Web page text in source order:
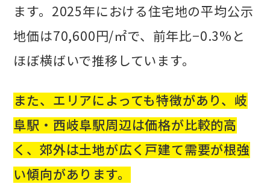
ます。2025年における住宅地の平均公示
地価は70,600円/㎡で、前年比−0.3%と
ほぼ横ばいで推移しています。
また、エリアによっても特徴があり、岐
阜駅・西岐阜駅周辺は価格が比較的高
く、郊外は土地が広く戸建て需要が根強
い傾向があります。